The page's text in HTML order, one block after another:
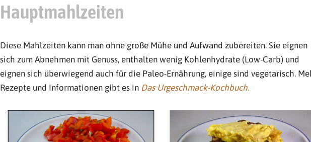
Hauptmahlzeiten
Diese Mahlzeiten kann man ohne große Mühe und Aufwand zubereiten. Sie eignen
sich zum Abnehmen mit Genuss, enthalten wenig Kohlenhydrate (Low-Carb) und
eignen sich überwiegend auch für die Paleo-Ernährung, einige sind vegetarisch.
Rezepte und Informationen gibt es in Das Urgeschmack-Kochbuch.